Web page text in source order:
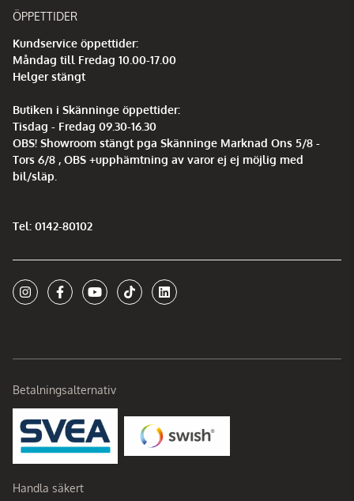
ÖPPETTIDER
Kundservice öppettider:
Måndag till Fredag 10.00-17.00
Helger stängt
Butiken i Skänninge öppettider:
Tisdag - Fredag 09.30-16.30
OBS! Showroom stängt pga Skänninge Marknad Ons 5/8 -
Tors 6/8 , OBS +upphämtning av varor ej ej möjlig med
bil/släp.
Tel: 0142-80102
Betalningsalternativ
Handla säkert